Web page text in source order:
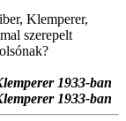
Klemperer,
szerepelt
1933-ban
1933-ban